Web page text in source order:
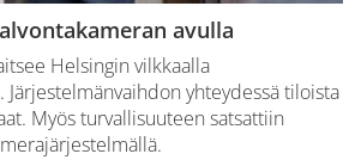
avulla
Helsingin vilkkaalla
Järjestelmänvaihdon yhteydessä tiloista
Myös turvallisuuteen satsattiin